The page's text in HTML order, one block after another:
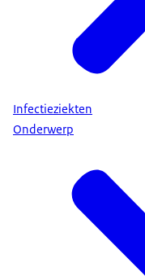
Infectieziekten
Onderwerp